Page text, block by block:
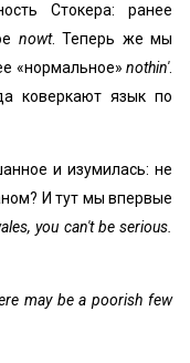
Стокера: ранее
nowt. Теперь же мы
«нормальное» nothin'.
коверкают язык по
и изумилась: не
И тут мы впервые
you can't be serious.
may be a poorish few